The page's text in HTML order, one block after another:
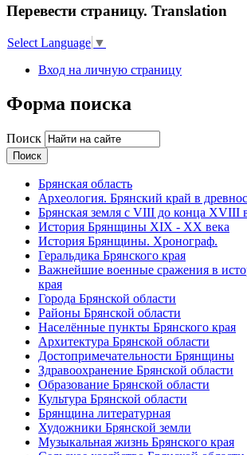
Перевести страницу. Translation
Select Language ▼
Вход на личную страницу
Форма поиска
Поиск
Брянская область
Археология. Брянский край в
Брянская земля с VIII до конца XVIII
История Брянщины XIX - XX века
История Брянщины. Хронограф.
Геральдика Брянского края
Важнейшие военные сражения в
края
Города Брянской области
Районы Брянской области
Населённые пункты Брянского края
Архитектура Брянской области
Достопримечательности Брянщины
Здравоохранение Брянской области
Образование Брянской области
Культура Брянской области
Брянщина литературная
Художники Брянской земли
Музыкальная жизнь Брянского края